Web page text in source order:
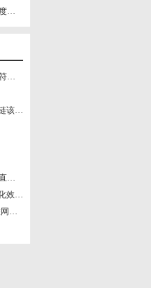
如何提高网站的用户体验以优化权威度讯号？
河南网站优化中的内链如何做才能更符合SEO规则？
百度对超链接算法升级，SEO优化外链该何去何从
郑州网站设计告诉您未来搜索引擎将直接显示用
怎么通过网站流量变化来分析SEO优化效果进而继续优化？
2014互联网创业者大会 罗振宇：互联网世界，自由